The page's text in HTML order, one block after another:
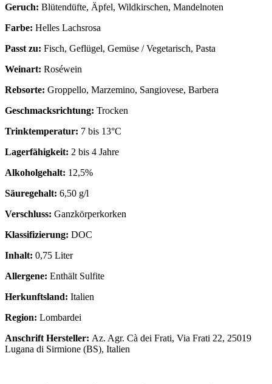
Geruch: Blütendüfte, Äpfel, Wildkirschen, Mandelnoten
Farbe: Helles Lachsrosa
Passt zu: Fisch, Geflügel, Gemüse / Vegetarisch, Pasta
Weinart: Roséwein
Rebsorte: Groppello, Marzemino, Sangiovese, Barbera
Geschmacksrichtung: Trocken
Trinktemperatur: 7 bis 13°C
Lagerfähigkeit: 2 bis 4 Jahre
Alkoholgehalt: 12,5%
Säuregehalt: 6,50 g/l
Verschluss: Ganzkörperkorken
Klassifizierung: DOC
Inhalt: 0,75 Liter
Allergene: Enthält Sulfite
Herkunftsland: Italien
Region: Lombardei
Anschrift Hersteller: Az. Agr. Cà dei Frati, Via Frati 22, 25019
Lugana di Sirmione (BS), Italien